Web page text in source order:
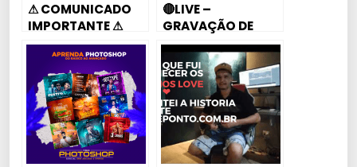
⚠ COMUNICADO
IMPORTANTE ⚠
🔴LIVE –
GRAVAÇÃO DE
CARIMBOS ENTRE
NO GRUPO